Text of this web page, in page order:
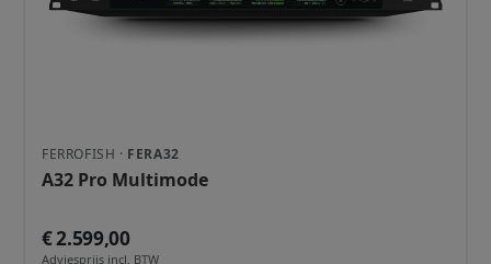
FERROFISH · FERA32
A32 Pro Multimode
€ 2.599,00
Adviesprijs incl. BTW